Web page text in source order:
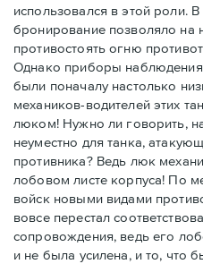
использовался в этой роли.
бронирование позволяло на
противостоять огню
Однако приборы наблюдения
были поначалу настолько
механиков-водителей этих
люком! Нужно ли говорить,
неуместно для танка,
противника? Ведь люк
лобовом листе корпуса! По
войск новыми видами
вовсе перестал
сопровождения, ведь его
и не была усилена, и то, что